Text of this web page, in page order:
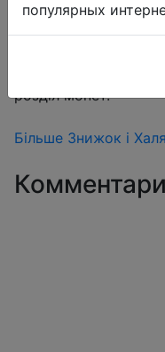
Знижка монетками
розділ монет.
Більше Знижок і
популярных